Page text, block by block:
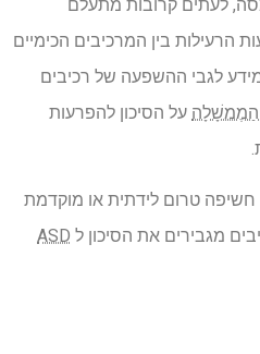
לעתים קרובות מתעלם
הרעילות בין המרכיבים הכימיים
לגבי ההשפעה של רכיבים
על הסיכון להפרעות
טרום לידתית או מוקדמת
מגבירים את הסיכון ל ASD